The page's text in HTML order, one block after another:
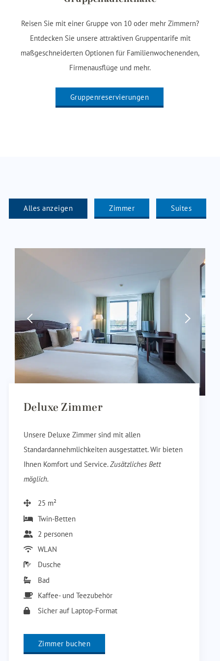
Reisen Sie mit einer Gruppe von 10 oder mehr Zimmern?
Entdecken Sie unsere attraktiven Gruppentarife mit
maßgeschneiderten Optionen für Familienwochenenden,
Firmenausflüge und mehr.
Gruppenreservierungen
Alles anzeigen Zimmer Suites
Deluxe Zimmer
Unsere Deluxe Zimmer sind mit allen
Standardannehmlichkeiten ausgestattet. Wir bieten
Ihnen Komfort und Service.Zusätzliches Bett
möglich.
25 m²
Twin-Betten
2 personen
WLAN
Dusche
Bad
Kaffee- und Teezubehör
Sicher auf Laptop-Format
Zimmer buchen